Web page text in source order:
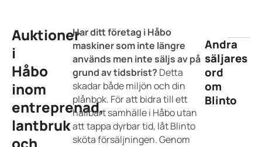
Auktioner
i
Håbo
inom
entreprenad,
lantbruk
och
Har ditt företag i Håbo
maskiner som inte längre
används men inte säljs av på
grund av tidsbrist? Detta
skadar både miljön och din
plånbok. För att bidra till ett
hållbart samhälle i Håbo utan
att tappa dyrbar tid, låt Blinto
sköta försäljningen. Genom
Andra
säljares
ord
om
Blinto